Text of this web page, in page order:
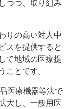
つつ、取り組み
りの高い対人中
スを提供すると
て地域の医療提
ことです。
医療機器等法で
大し、一般用医